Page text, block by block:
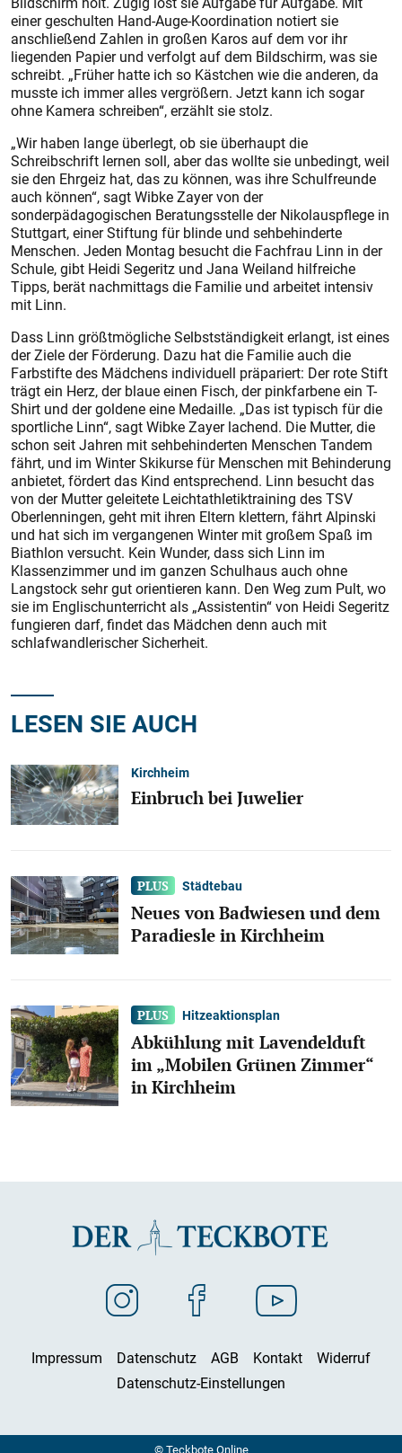
einer geschulten Hand-Auge-Koordination notiert sie
anschließend Zahlen in großen Karos auf dem vor ihr
liegenden Papier und verfolgt auf dem Bildschirm, was sie
schreibt. „Früher hatte ich so Kästchen wie die anderen, da
musste ich immer alles vergrößern. Jetzt kann ich sogar
ohne Kamera schreiben“, erzählt sie stolz.
„Wir haben lange überlegt, ob sie überhaupt die
Schreibschrift lernen soll, aber das wollte sie unbedingt, weil
sie den Ehrgeiz hat, das zu können, was ihre Schulfreunde
auch können“, sagt Wibke Zayer von der
sonderpädagogischen Beratungsstelle der Nikolauspflege in
Stuttgart, einer Stiftung für blinde und sehbehinderte
Menschen. Jeden Montag besucht die Fachfrau Linn in der
Schule, gibt Heidi Segeritz und Jana Weiland hilfreiche
Tipps, berät nachmittags die Familie und arbeitet intensiv
mit Linn.
Dass Linn größtmögliche Selbstständigkeit erlangt, ist eines
der Ziele der Förderung. Dazu hat die Familie auch die
Farbstifte des Mädchens individuell präpariert: Der rote Stift
trägt ein Herz, der blaue einen Fisch, der pinkfarbene ein T-
Shirt und der goldene eine Medaille. „Das ist typisch für die
sportliche Linn“, sagt Wibke Zayer lachend. Die Mutter, die
schon seit Jahren mit sehbehinderten Menschen Tandem
fährt, und im Winter Skikurse für Menschen mit Behinderung
anbietet, fördert das Kind entsprechend. Linn besucht das
von der Mutter geleitete Leichtathletiktraining des TSV
Oberlenningen, geht mit ihren Eltern klettern, fährt Alpinski
und hat sich im vergangenen Winter mit großem Spaß im
Biathlon versucht. Kein Wunder, dass sich Linn im
Klassenzimmer und im ganzen Schulhaus auch ohne
Langstock sehr gut orientieren kann. Den Weg zum Pult, wo
sie im Englischunterricht als „Assistentin“ von Heidi Segeritz
fungieren darf, findet das Mädchen denn auch mit
schlafwandlerischer Sicherheit.
LESEN SIE AUCH
Kirchheim
Einbruch bei Juwelier
Städtebau
Neues von Badwiesen und dem
Paradiesle in Kirchheim
Hitzeaktionsplan
Abkühlung mit Lavendelduft
im „Mobilen Grünen Zimmer“
in Kirchheim
Impressum Datenschutz AGB Kontakt
Widerruf
Datenschutz-Einstellungen
© Teckbote Online